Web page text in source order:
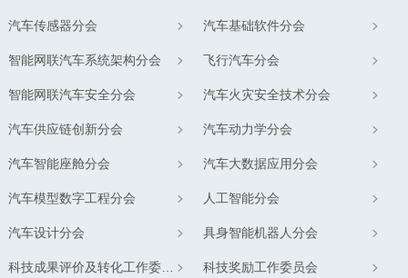
汽车传感器分会 汽车基础软件分会
智能网联汽车系统架构分会 飞行汽车分会
智能网联汽车安全分会 汽车火灾安全技术分会
汽车供应链创新分会 汽车动力学分会
汽车智能座舱分会 汽车大数据应用分会
汽车模型数字工程分会 人工智能分会
汽车设计分会 具身智能机器人分会
科技成果评价及转化工作委员会 科技奖励工作委员会